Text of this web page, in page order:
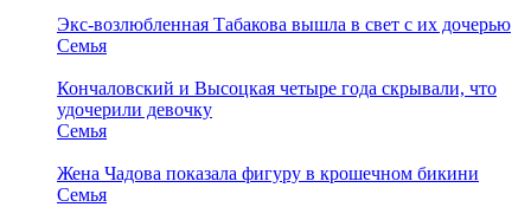
Экс-возлюбленная Табакова вышла в свет с их дочерью
Семья
Кончаловский и Высоцкая четыре года скрывали, что
удочерили девочку
Семья
Жена Чадова показала фигуру в крошечном бикини
Семья